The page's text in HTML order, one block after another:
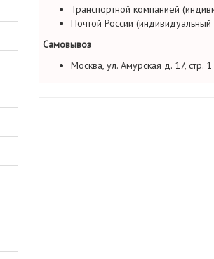
Транспортной компанией
Почтой России (индивидуальный
Самовывоз
Москва, ул. Амурская д. 17, стр.